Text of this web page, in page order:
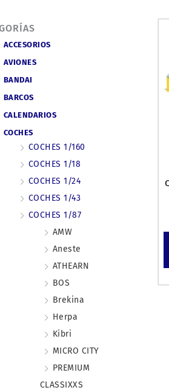
ACCESORIOS
AVIONES
BANDAI
BARCOS
CALENDARIOS
COCHES
COCHES 1/160
COCHES 1/18
COCHES 1/24
COCHES 1/43
COCHES 1/87
AMW
Aneste
ATHEARN
BOS
Brekina
Herpa
Kibri
MICRO CITY
PREMIUM
CLASSIXXS